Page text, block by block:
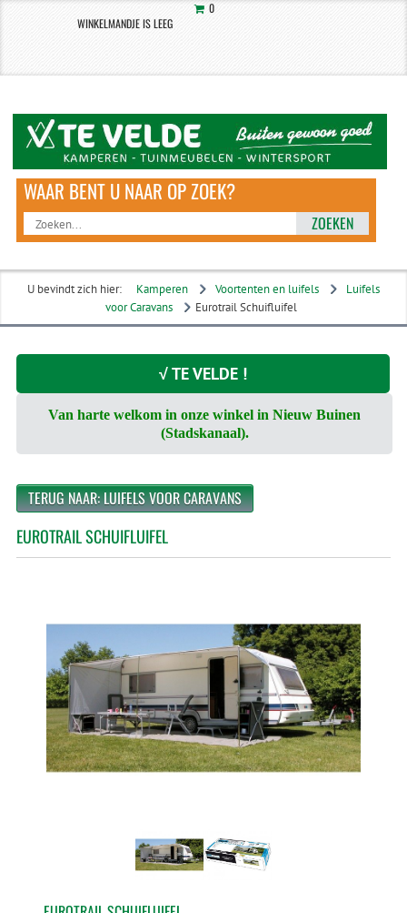
0
WINKELMANDJE IS LEEG
ZOEKEN
U bevindt zich hier: Kamperen Voortenten en luifels
Luifels
voor Caravans
Eurotrail Schuifluifel
√ TE VELDE !
Van harte welkom in onze winkel in Nieuw Buinen
(Stadskanaal).
TERUG NAAR: LUIFELS VOOR CARAVANS
EUROTRAIL SCHUIFLUIFEL